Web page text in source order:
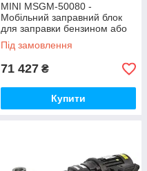
MINI MSGM-50080 -
Мобільний заправний блок
для заправки бензином або
дп, 220 вольт
Під замовлення
71 427 ₴
Купити